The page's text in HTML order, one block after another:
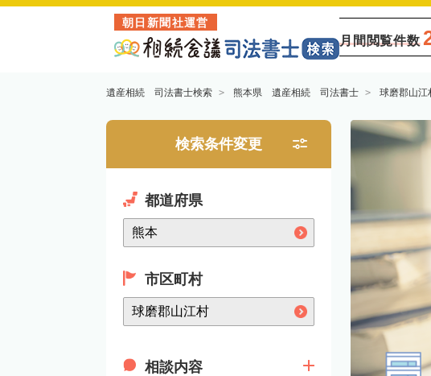
朝日新聞社運営
月間閲覧件数
遺産相続 司法書士検索 熊本県 遺産相続 司法書士 球磨郡山
検索条件変更
都道府県
市区町村
相談内容